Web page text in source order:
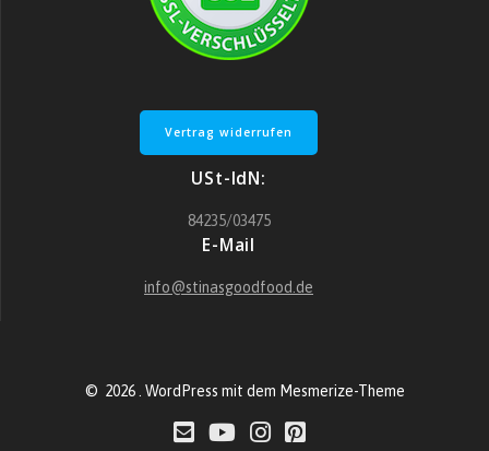
Vertrag widerrufen
USt-IdN:
84235/03475
E-Mail
info@stinasgoodfood.de
© 2026 . WordPress mit dem Mesmerize-Theme